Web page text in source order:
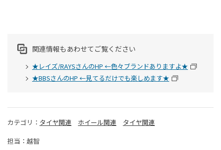
関連情報もあわせてご覧ください
★レイズ/RAYSさんのHP ←色々ブランドありますよ★
★BBSさんのHP ←見てるだけでも楽しめます★
カテゴリ： タイヤ関連 ホイール関連
タイヤ関連
担当：越智